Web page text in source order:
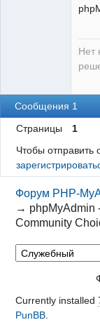
Нет
Сообщения 1
Страницы
1
Чтобы отправить
Форум PHP-
→ phpMyAdmin
Community
Currently installed
PunBB.